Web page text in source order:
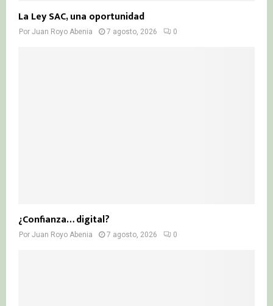
La Ley SAC, una oportunidad
Por Juan Royo Abenia 7 agosto, 2026 0
¿Confianza… digital?
Por Juan Royo Abenia 7 agosto, 2026 0